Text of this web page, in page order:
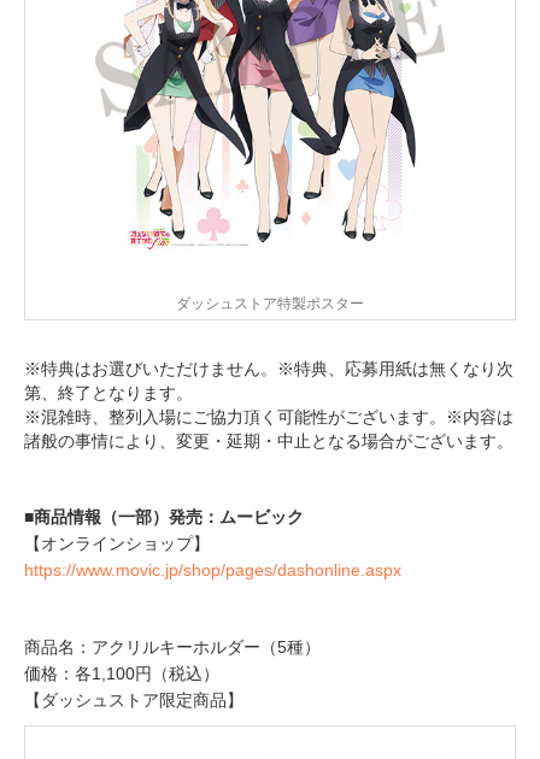
ダッシュストア特製ポスター
※特典はお選びいただけません。※特典、応募用紙は無くなり次
第、終了となります。
※混雑時、整列入場にご協力頂く可能性がございます。※内容は
諸般の事情により、変更・延期・中止となる場合がございます。
■商品情報（一部）発売：ムービック
【オンラインショップ】
https://www.movic.jp/shop/pages/dashonline.aspx
商品名：アクリルキーホルダー（5種）
価格：各1,100円（税込）
【ダッシュストア限定商品】